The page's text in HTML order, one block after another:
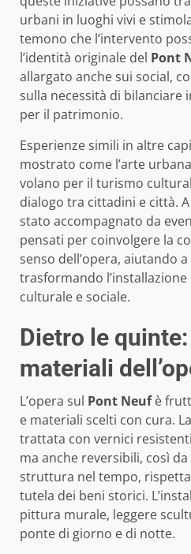
urbani in luoghi vivi e
temono che l’intervento
l’identità originale del Pont
allargato anche sui social,
sulla necessità di bilanciare
per il patrimonio.
Esperienze simili in altre
mostrato come l’arte
volano per il turismo
dialogo tra cittadini e città. A
stato accompagnato da
pensati per coinvolgere la
senso dell’opera, aiutando
trasformando
culturale e sociale.
Dietro le
materiali
L’opera sul Pont Neufè
e materiali scelti con cura.
trattata con vernici
ma anche reversibili, così
struttura nel tempo,
tutela dei beni storici.
pittura murale, leggere
ponte di giorno e di notte.